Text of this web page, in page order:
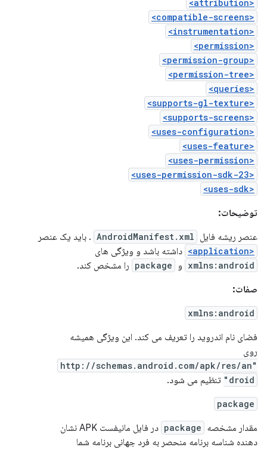
<attribution>
<compatible-screens>
<instrumentation>
<permission>
<permission-group>
<permission-tree>
<queries>
<supports-gl-texture>
<supports-screens>
<uses-configuration>
<uses-feature>
<uses-permission>
<uses-permission-sdk-23>
<uses-sdk>
توضیحات:
عنصر ریشه فایل AndroidManifest.xml . باید یک عنصر
<application> داشته باشد و ویژگی های
xmlns:android و package را مشخص کند.
صفات:
xmlns:android
فضای نام اندروید را تعریف می کند. این ویژگی همیشه
روی
"http://schemas.android.com/apk/res/an
droid"
تنظیم می شود.
package
مقدار مشخصه package
در فایل مانیفست APK نشان
دهنده شناسه برنامه منحصر به فرد جهانی برنامه شما